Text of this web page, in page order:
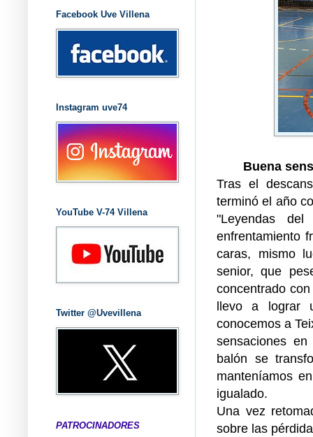
Buena
Tras el
terminó el año
"Leyendas
enfrentamiento
caras, mismo
senior, que
concentrado
llevo a lograr
conocemos a
sensaciones
balón se
manteníamos
igualado.
Una vez
sobre las
Facebook Uve Villena
Instagram uve74
YouTube V-74 Villena
Twitter @Uvevillena
PATROCINADORES